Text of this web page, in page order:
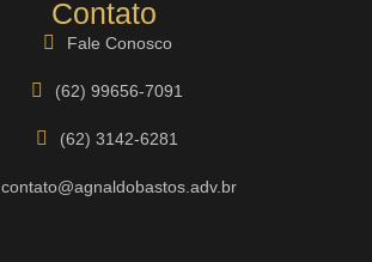
Contato
Fale Conosco
(62) 99656-7091
(62) 3142-6281
contato@agnaldobastos.adv.br